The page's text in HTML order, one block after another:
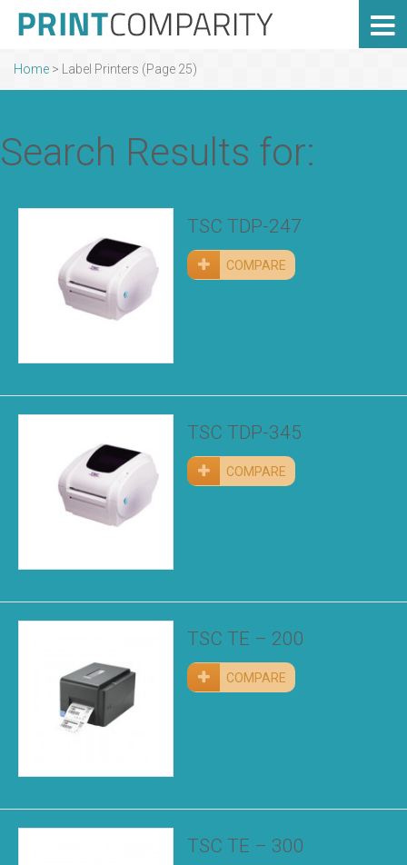
Home > Label Printers (Page 25)
Search Results for:
TSC TDP-247
COMPARE
TSC TDP-345
COMPARE
TSC TE – 200
COMPARE
TSC TE – 300